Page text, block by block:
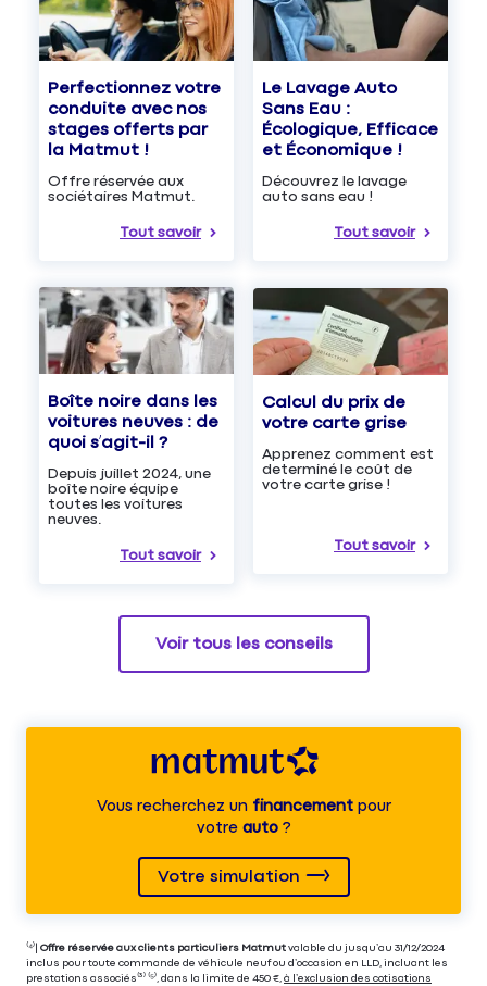
Perfectionnez votre
conduite avec nos
stages offerts par
la Matmut !
Offre réservée aux
sociétaires Matmut.
Tout savoir
Le Lavage Auto
Sans Eau :
Écologique, Efficace
et Économique !
Découvrez le lavage
auto sans eau !
Tout savoir
Boîte noire dans les
voitures neuves : de
quoi s’agit-il ?
Depuis juillet 2024, une
boîte noire équipe
toutes les voitures
neuves.
Tout savoir
Calcul du prix de
votre carte grise
Apprenez comment est
determiné le coût de
votre carte grise !
Tout savoir
Voir tous les conseils
Vous recherchez unfinancementpour
votre auto?
Votre simulation
⁽⁴⁾| Offre réservée aux clients particuliers Matmut valable du jusqu’au 31/12/2024
inclus pour toute commande de véhicule neuf ou d’occasion en LLD, incluant les
prestations associés⁽³⁾ ⁽⁵⁾, dans la limite de 450 €, à l’exclusion des cotisations